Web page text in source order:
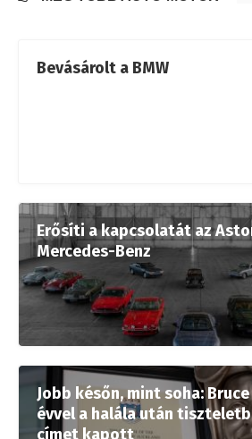
Bevásárolt a BMW
Erősíti a kapcsolatát az
Mercedes-Benz
Jobb későn, mint soha:
évvel a halála után
címet kapott